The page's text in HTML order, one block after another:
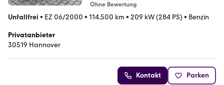
Ohne Bewertung
Unfallfrei • EZ 06/2000 • 114.500 km • 209 kW (284 PS) • Benzin
Privatanbieter
30519 Hannover
Kontakt Parken